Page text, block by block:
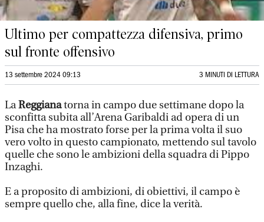
Ultimo per compattezza difensiva, primo
sul fronte offensivo
13 settembre 2024 09:13 3 MINUTI DI LETTURA
LaReggianatorna in campo due settimane dopo la
sconfitta subita all’Arena Garibaldi ad opera di un
Pisa che ha mostrato forse per la prima volta il suo
vero volto in questo campionato, mettendo sul tavolo
quelle che sono le ambizioni della squadra di Pippo
Inzaghi.
E a proposito di ambizioni, di obiettivi, il campo è
sempre quello che, alla fine, dice la verità.